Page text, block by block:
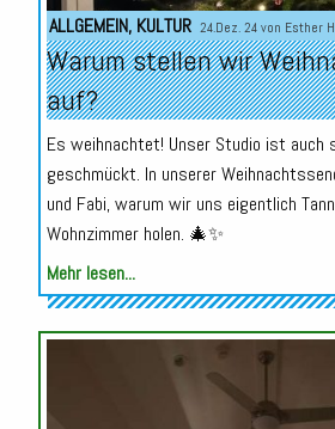
ALLGEMEIN, KULTUR 24.Dez. 24 von Esther
Warum stellen wir
auf?
Es weihnachtet! Unser Studio ist auch
geschmückt. In unserer
und Fabi, warum wir uns eigentlich
Wohnzimmer holen. 🎄✨
Mehr lesen...